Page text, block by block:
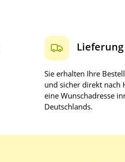
Lieferung
Sie erhalten Ihre
und sicher direkt nach
eine Wunschadresse
Deutschlands.